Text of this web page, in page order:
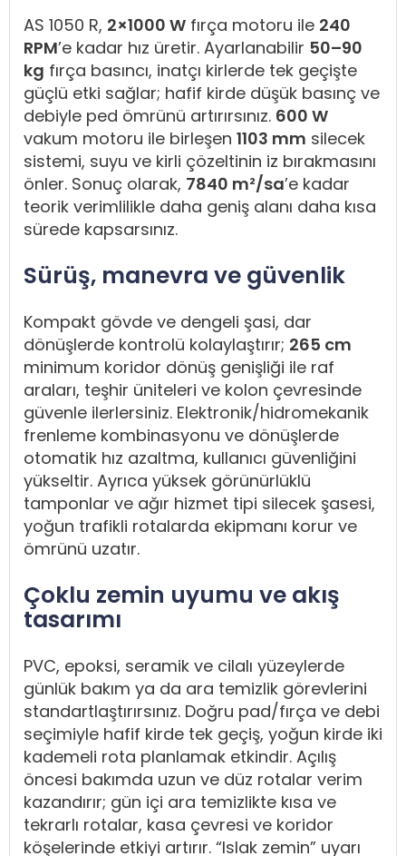
AS 1050 R, 2×1000 W fırça motoru ile 240
RPM’e kadar hız üretir. Ayarlanabilir 50–90
kg fırça basıncı, inatçı kirlerde tek geçişte
güçlü etki sağlar; hafif kirde düşük basınç ve
debiyle ped ömrünü artırırsınız. 600 W
vakum motoru ile birleşen 1103 mm silecek
sistemi, suyu ve kirli çözeltinin iz bırakmasını
önler. Sonuç olarak, 7840 m²/sa’e kadar
teorik verimlilikle daha geniş alanı daha kısa
sürede kapsarsınız.
Sürüş, manevra ve güvenlik
Kompakt gövde ve dengeli şasi, dar
dönüşlerde kontrolü kolaylaştırır; 265 cm
minimum koridor dönüş genişliği ile raf
araları, teşhir üniteleri ve kolon çevresinde
güvenle ilerlersiniz. Elektronik/hidromekanik
frenleme kombinasyonu ve dönüşlerde
otomatik hız azaltma, kullanıcı güvenliğini
yükseltir. Ayrıca yüksek görünürlüklü
tamponlar ve ağır hizmet tipi silecek şasesi,
yoğun trafikli rotalarda ekipmanı korur ve
ömrünü uzatır.
Çoklu zemin uyumu ve akış
tasarımı
PVC, epoksi, seramik ve cilalı yüzeylerde
günlük bakım ya da ara temizlik görevlerini
standartlaştırırsınız. Doğru pad/fırça ve debi
seçimiyle hafif kirde tek geçiş, yoğun kirde iki
kademeli rota planlamak etkindir. Açılış
öncesi bakımda uzun ve düz rotalar verim
kazandırır; gün içi ara temizlikte kısa ve
tekrarlı rotalar, kasa çevresi ve koridor
köşelerinde etkiyi artırır. “Islak zemin” uyarı